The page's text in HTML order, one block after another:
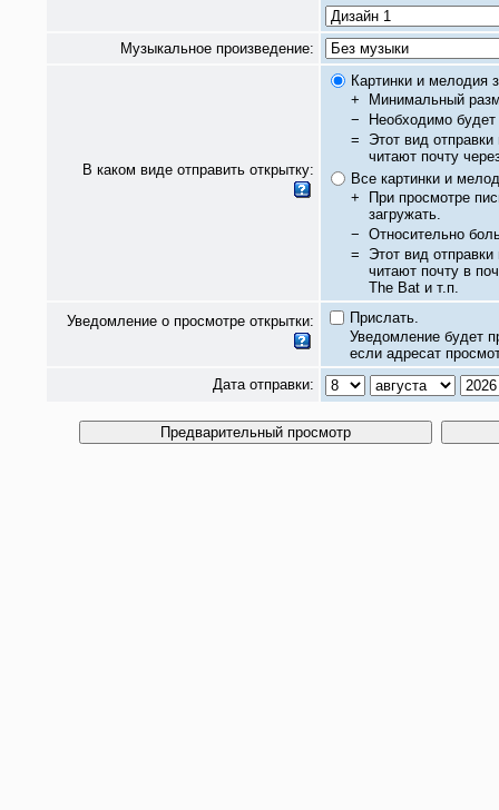
Музыкальное произведение:
В каком виде отправить открытку:
Картинки и мелодия
+
Минимальный
−
Необходимо будет
= Этот вид
читают почту
Все картинки и
+
При просмотре
загружать.
− Относительно
= Этот вид
читают почту в
The Bat и т.п.
Уведомление о просмотре открытки:
Прислать.
Уведомление будет
если адресат
Дата отправки: